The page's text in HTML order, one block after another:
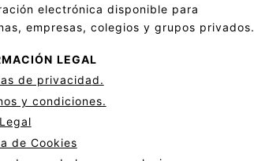
electrónica disponible para
empresas, colegios y grupos privados.
LEGAL
de privacidad.
y condiciones.
de Cookies